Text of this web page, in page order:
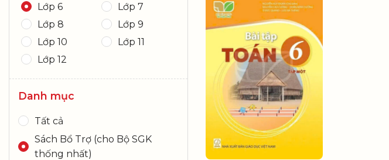
Lớp 6
Lớp 7
Lớp 8
Lớp 9
Lớp 10
Lớp 11
Lớp 12
Danh mục
Tất cả
Sách Bổ Trợ (cho Bộ SGK
thống nhất)